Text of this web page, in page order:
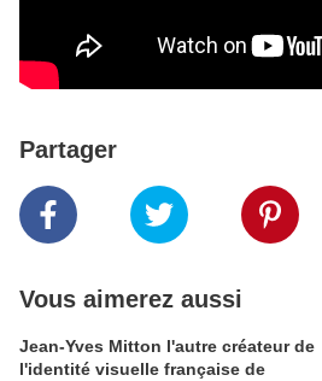
Partager
Vous aimerez aussi
Jean-Yves Mitton l'autre créateur de
l'identité visuelle française de